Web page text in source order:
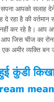
आपको सलाह
दे रहा है की
कर रहे है। आप
चीज का रोना
अमीर व्यक्ति बन
कुंडी